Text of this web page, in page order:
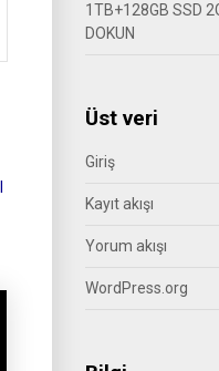
1TB+128GB SSD
DOKUN
Üst veri
Giriş
Kayıt akışı
Yorum akışı
WordPress.org